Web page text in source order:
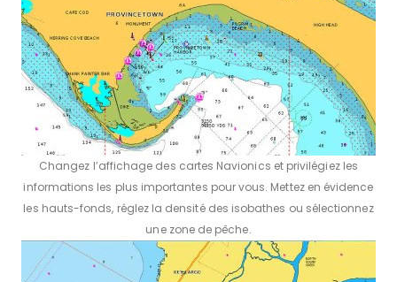
Changez l’affichage des cartes Navionics et privilégiez les
informations les plus importantes pour vous. Mettez en évidence
les hauts-fonds, réglez la densité des isobathes ou sélectionnez
une zone de pêche.